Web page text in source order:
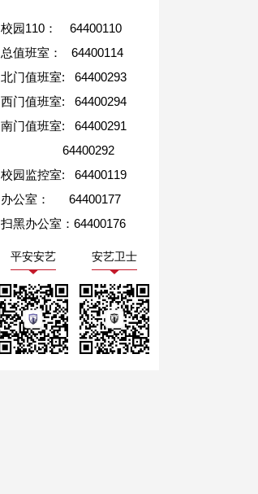
校园110： 64400110
总值班室： 64400114
北门值班室: 64400293
西门值班室: 64400294
南门值班室: 64400291
64400292
校园监控室: 64400119
办公室： 64400177
扫黑办公室：64400176
平安安艺 安艺卫士